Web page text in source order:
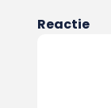
Reactie